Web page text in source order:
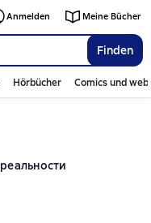
Finden
Anmelden Meine Bücher
Hörbücher Comics und